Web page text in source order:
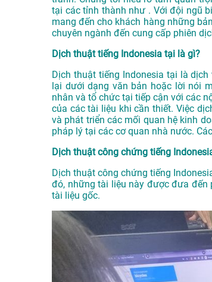
tại các tỉnh thành như . Với đội ngũ
mang đến cho khách hàng những
chuyên ngành đến cung cấp phiên
Dịch thuật tiếng Indonesia tại là gì?
Dịch thuật tiếng Indonesia tại là
lại dưới dạng văn bản hoặc lời nói
nhân và tổ chức tại tiếp cận với các
của các tài liệu khi cần thiết. Việc
và phát triển các mối quan hệ kinh
pháp lý tại các cơ quan nhà nước.
Dịch thuật công chứng tiếng
Dịch thuật công chứng tiếng
đó, những tài liệu này được đưa
tài liệu gốc.